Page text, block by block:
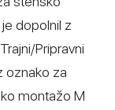
dopolnil z
Pripravni
oznako za
montažo M